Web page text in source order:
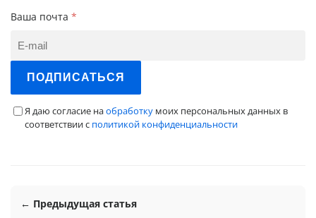
Ваша почта *
ПОДПИСАТЬСЯ
Я даю согласие наобработку моих персональных данных в
соответствии с политикой конфиденциальности
← Предыдущая статья